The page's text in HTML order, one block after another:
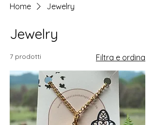
Home Jewelry
Jewelry
7 prodotti Filtra e ordina